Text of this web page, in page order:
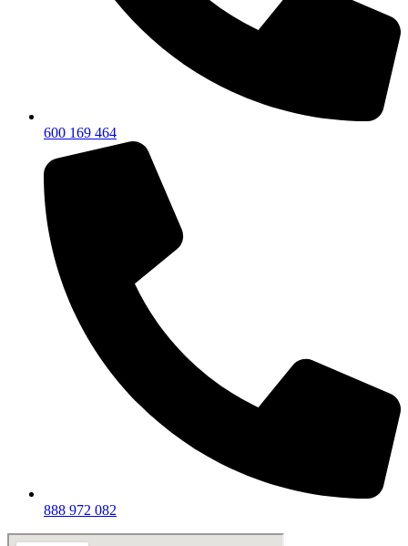
600 169 464
888 972 082